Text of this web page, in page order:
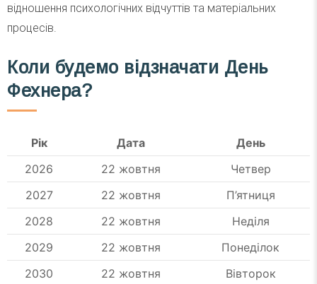
відношення психологічних відчуттів та матеріальних
процесів.
Коли будемо відзначати День
Фехнера?
Рік Дата
День
2026
22 жовтня
Четвер
2027
22 жовтня
П’ятниця
2028
22 жовтня
Неділя
2029
22 жовтня
Понеділок
2030
22 жовтня Вівторок